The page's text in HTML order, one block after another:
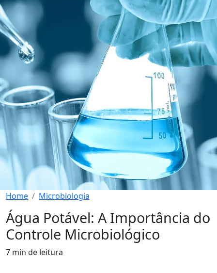
Home Microbiologia
Água Potável: A Importância do
Controle Microbiológico
7 min de leitura